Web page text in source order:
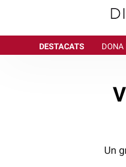
DESTACATS DONA
Un